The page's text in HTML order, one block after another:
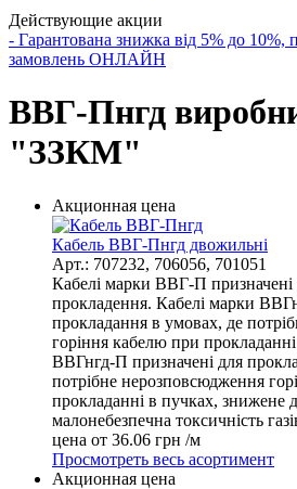
Действующие акции
- Гарантована знижка від 5% до 10%,
замовлень ОНЛАЙН
ВВГ-Пнгд
"ЗЗКМ"
Акционная цена
Кабель ВВГ-Пнгд двожильні
Арт.: 707232, 706056, 701051
Кабелі марки ВВГ-П призначені
прокладення. Кабелі марки
прокладання в умовах, де
горіння кабелю при
ВВГнгд-П призначені для
потрібне нерозповсюдження
прокладанні в пучках, знижене
малонебезпечна токсичність
цена от 36.06 грн /м
Просмотреть весь асортимент
Акционная цена